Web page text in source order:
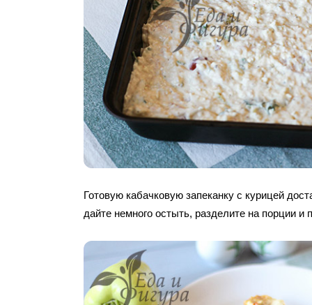
Готовую кабачковую запеканку с курицей
дайте немного остыть, разделите на порции и